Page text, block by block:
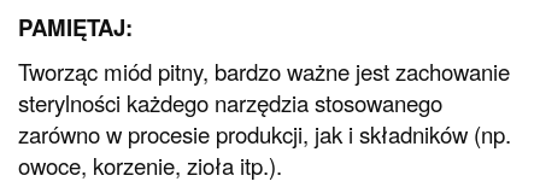
PAMIĘTAJ:
Tworząc miód pitny, bardzo ważne jest zachowanie
sterylności każdego narzędzia stosowanego
zarówno w procesie produkcji, jak i składników (np.
owoce, korzenie, zioła itp.).